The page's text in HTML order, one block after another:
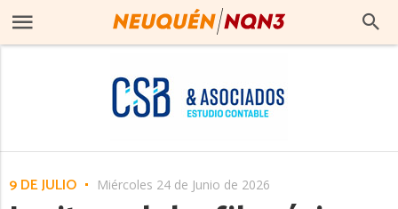
9 DE JULIO Miércoles 24 de Junio de 2026